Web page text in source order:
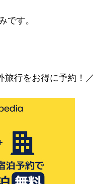
です。
旅行をお得に予約！／